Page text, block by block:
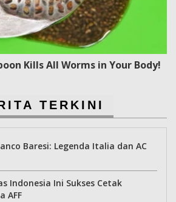
Kills All Worms in Your Body!
TERKINI
Baresi: Legenda Italia dan AC
Indonesia Ini Sukses Cetak
AFF